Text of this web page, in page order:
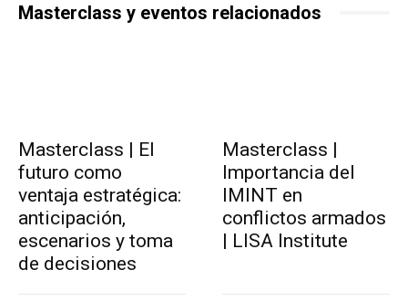
Masterclass y eventos relacionados
Masterclass | El
futuro como
ventaja estratégica:
anticipación,
escenarios y toma
de decisiones
Masterclass |
Importancia del
IMINT en
conflictos armados
| LISA Institute